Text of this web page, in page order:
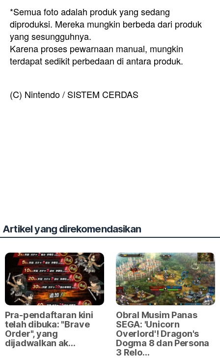
*Semua foto adalah produk yang sedang
diproduksi. Mereka mungkin berbeda dari produk
yang sesungguhnya.
Karena proses pewarnaan manual, mungkin
terdapat sedikit perbedaan di antara produk.
(C) Nintendo / SISTEM CERDAS
Artikel yang direkomendasikan
Pra-pendaftaran kini
telah dibuka: "Brave
Order", yang
dijadwalkan ak…
Obral Musim Panas
SEGA: 'Unicorn
Overlord'! Dragon's
Dogma 8 dan Persona
3 Relo…